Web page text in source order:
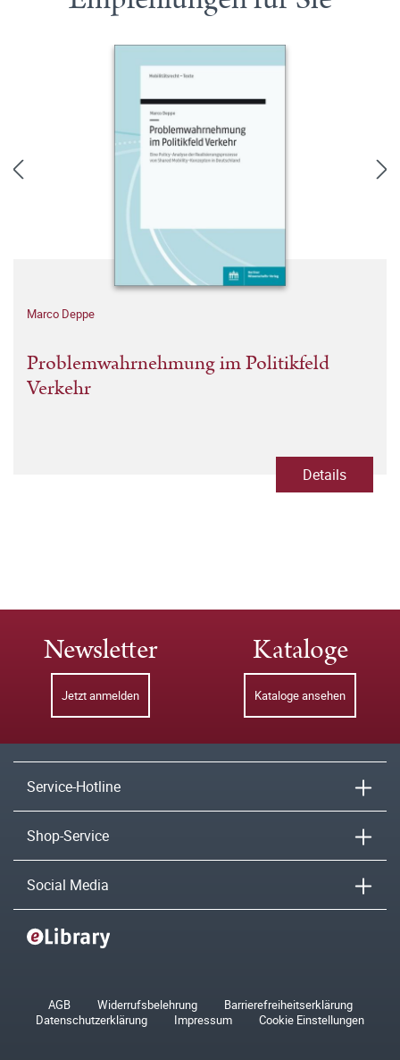
Marco Deppe
Problemwahrnehmung im Politikfeld
Verkehr
Details
Newsletter
Jetzt anmelden
Kataloge
Kataloge ansehen
Service-Hotline
Shop-Service
Social Media
AGB Widerrufsbelehrung
Barrierefreiheitserklärung
Datenschutzerklärung
Impressum Cookie Einstellungen